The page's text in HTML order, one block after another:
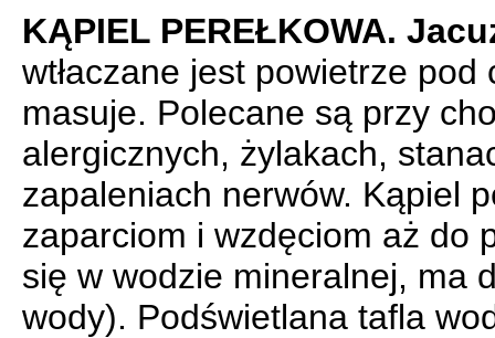
KĄPIEL PEREŁKOWA.
wtłaczane jest powietrze
masuje. Polecane są przy
alergicznych, żylakach,
zapaleniach nerwów. Kąpiel
zaparciom i wzdęciom aż do
się w wodzie mineralnej, ma
wody). Podświetlana tafla